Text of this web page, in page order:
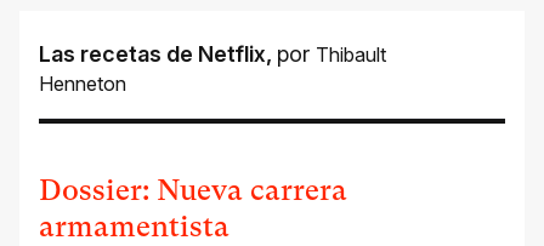
Las recetas de Netflix, por Thibault
Henneton
Dossier: Nueva carrera
armamentista